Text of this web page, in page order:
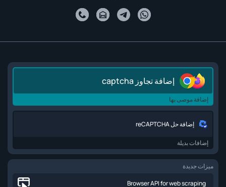
إضافة تجاوز captcha
إضافة موصى بها
إضافة حل reCAPTCHA
إضافات بديلة
ميزات جديدة
Browser API for web scraping